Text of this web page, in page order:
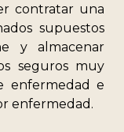
contratar una
supuestos
y almacenar
seguros muy
enfermedad e
enfermedad.